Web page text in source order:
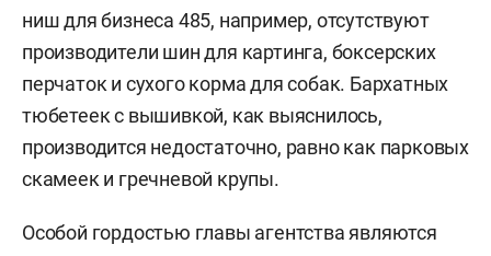
ниш для бизнеса 485, например, отсутствуют
производители шин для картинга, боксерских
перчаток и сухого корма для собак. Бархатных
тюбетеек с вышивкой, как выяснилось,
производится недостаточно, равно как парковых
скамеек и гречневой крупы.
Особой гордостью главы агентства являются